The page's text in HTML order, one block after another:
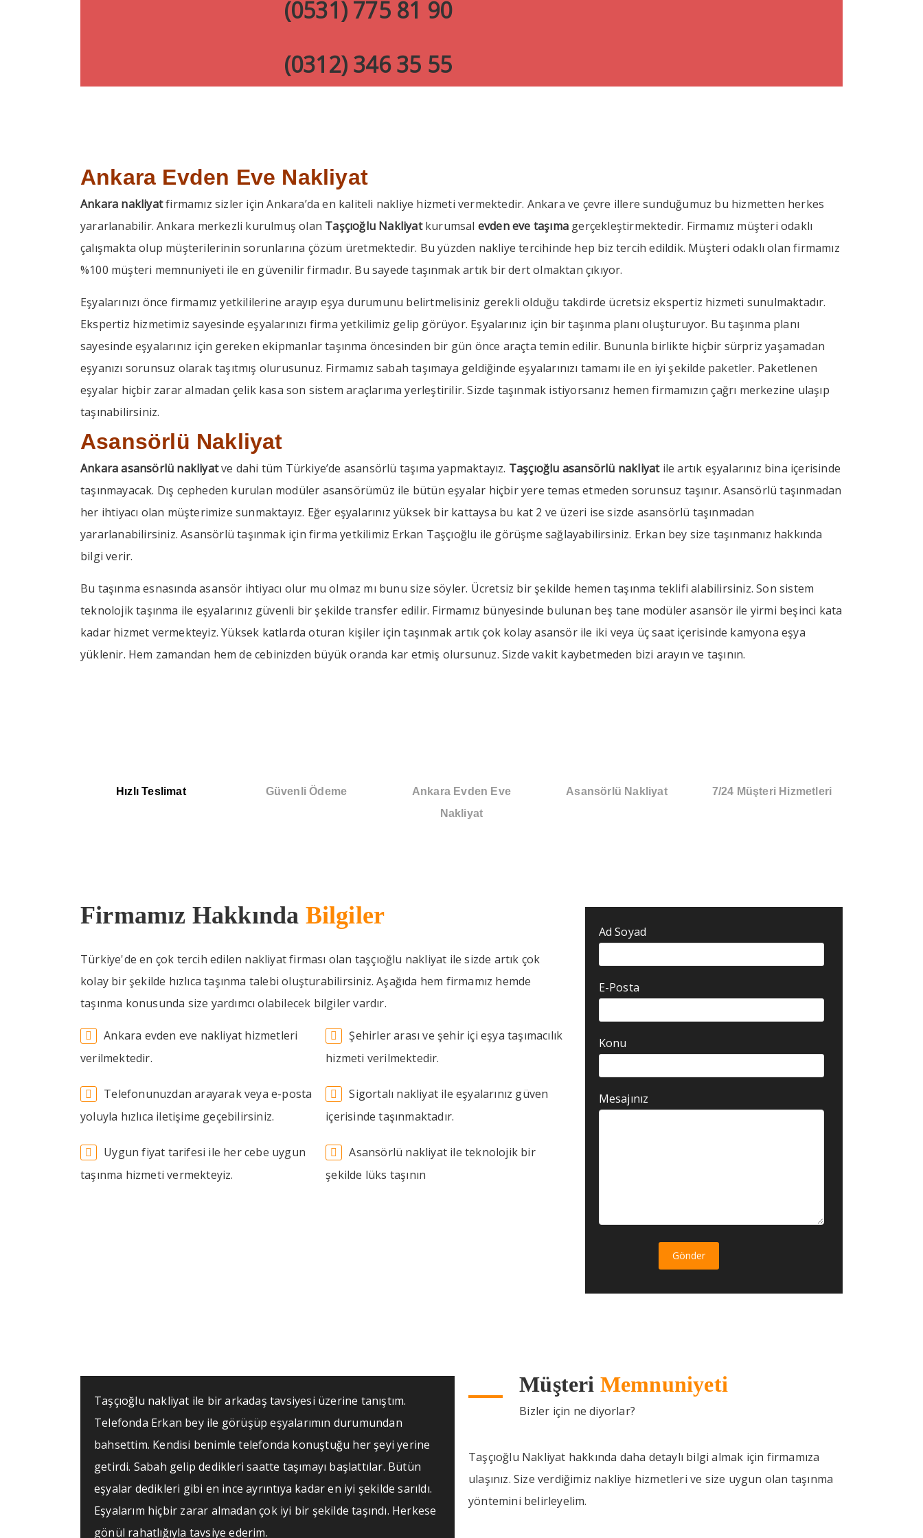
(0531) 775 81 90
(0312) 346 35 55
Ankara Evden Eve Nakliyat
Ankara nakliyatfirmamız sizler için Ankara’da en kaliteli nakliye hizmeti vermektedir. Ankara ve çevre illere sunduğumuz bu hizmetten herkes
yararlanabilir. Ankara merkezli kurulmuş olan Taşçıoğlu Nakliyatkurumsal evden eve taşıma gerçekleştirmektedir. Firmamız müşteri odaklı
çalışmakta olup müşterilerinin sorunlarına çözüm üretmektedir. Bu yüzden nakliye tercihinde hep biz tercih edildik. Müşteri odaklı olan firmamız
%100 müşteri memnuniyeti ile en güvenilir firmadır. Bu sayede taşınmak artık bir dert olmaktan çıkıyor.
Eşyalarınızı önce firmamız yetkililerine arayıp eşya durumunu belirtmelisiniz gerekli olduğu takdirde ücretsiz ekspertiz hizmeti sunulmaktadır.
Ekspertiz hizmetimiz sayesinde eşyalarınızı firma yetkilimiz gelip görüyor. Eşyalarınız için bir taşınma planı oluşturuyor. Bu taşınma planı
sayesinde eşyalarınız için gereken ekipmanlar taşınma öncesinden bir gün önce araçta temin edilir. Bununla birlikte hiçbir sürpriz yaşamadan
eşyanızı sorunsuz olarak taşıtmış olurusunuz. Firmamız sabah taşımaya geldiğinde eşyalarınızı tamamı ile en iyi şekilde paketler. Paketlenen
eşyalar hiçbir zarar almadan çelik kasa son sistem araçlarıma yerleştirilir. Sizde taşınmak istiyorsanız hemen firmamızın çağrı merkezine ulaşıp
taşınabilirsiniz.
Asansörlü Nakliyat
Ankara asansörlü nakliyatve dahi tüm Türkiye’de asansörlü taşıma yapmaktayız. Taşçıoğlu asansörlü nakliyatile artık eşyalarınız bina içerisinde
taşınmayacak. Dış cepheden kurulan modüler asansörümüz ile bütün eşyalar hiçbir yere temas etmeden sorunsuz taşınır. Asansörlü taşınmadan
her ihtiyacı olan müşterimize sunmaktayız. Eğer eşyalarınız yüksek bir kattaysa bu kat 2 ve üzeri ise sizde asansörlü taşınmadan
yararlanabilirsiniz. Asansörlü taşınmak için firma yetkilimiz Erkan Taşçıoğlu ile görüşme sağlayabilirsiniz. Erkan bey size taşınmanız hakkında
bilgi verir.
Bu taşınma esnasında asansör ihtiyacı olur mu olmaz mı bunu size söyler. Ücretsiz bir şekilde hemen taşınma teklifi alabilirsiniz. Son sistem
teknolojik taşınma ile eşyalarınız güvenli bir şekilde transfer edilir. Firmamız bünyesinde bulunan beş tane modüler asansör ile yirmi beşinci kata
kadar hizmet vermekteyiz. Yüksek katlarda oturan kişiler için taşınmak artık çok kolay asansör ile iki veya üç saat içerisinde kamyona eşya
yüklenir. Hem zamandan hem de cebinizden büyük oranda kar etmiş olursunuz. Sizde vakit kaybetmeden bizi arayın ve taşının.
Hızlı Teslimat Güvenli Ödeme
Ankara Evden Eve
Nakliyat
Asansörlü Nakliyat 7/24 Müşteri Hizmetleri
Firmamız Hakkında Bilgiler
Türkiye'de en çok tercih edilen nakliyat firması olan taşçıoğlu nakliyat ile sizde artık çok
kolay bir şekilde hızlıca taşınma talebi oluşturabilirsiniz. Aşağıda hem firmamız hemde
taşınma konusunda size yardımcı olabilecek bilgiler vardır.
Ankara evden eve nakliyat hizmetleri
verilmektedir.
Şehirler arası ve şehir içi eşya taşımacılık
hizmeti verilmektedir.
Telefonunuzdan arayarak veya e-posta
yoluyla hızlıca iletişime geçebilirsiniz.
Sigortalı nakliyat ile eşyalarınız güven
içerisinde taşınmaktadır.
Uygun fiyat tarifesi ile her cebe uygun
taşınma hizmeti vermekteyiz.
Asansörlü nakliyat ile teknolojik bir
şekilde lüks taşının
Ad Soyad
E-Posta
Konu
Mesajınız
Taşçıoğlu nakliyat ile bir arkadaş tavsiyesi üzerine tanıştım.
Telefonda Erkan bey ile görüşüp eşyalarımın durumundan
bahsettim. Kendisi benimle telefonda konuştuğu her şeyi yerine
getirdi. Sabah gelip dedikleri saatte taşımayı başlattılar. Bütün
eşyalar dedikleri gibi en ince ayrıntıya kadar en iyi şekilde sarıldı.
Eşyalarım hiçbir zarar almadan çok iyi bir şekilde taşındı. Herkese
gönül rahatlığıyla tavsiye ederim.
Müşteri Memnuniyeti
Bizler için ne diyorlar?
Taşçıoğlu Nakliyat hakkında daha detaylı bilgi almak için firmamıza
ulaşınız. Size verdiğimiz nakliye hizmetleri ve size uygun olan taşınma
yöntemini belirleyelim.